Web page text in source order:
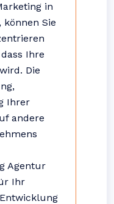
in
können Sie
Ihre
Die
Ihrer
andere
Agentur
Ihr